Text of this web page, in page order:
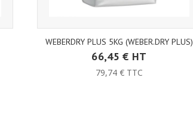
WEBERDRY PLUS 5KG (WEBER.DRY PLUS)
66,45 € HT
79,74 € TTC